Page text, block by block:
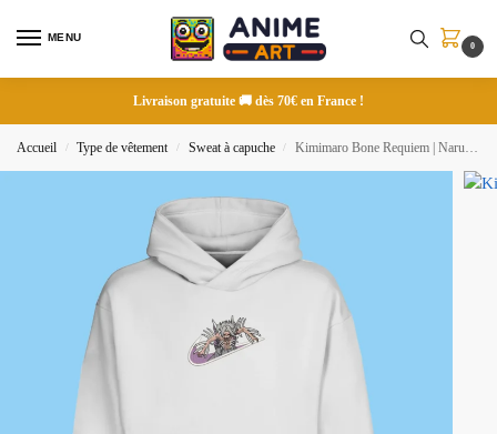
MENU
0
Livraison gratuite 🚚 dès 70€ en France !
Accueil / Type de vêtement / Sweat à capuche / Kimimaro Bone Requiem | Naruto | Sweat à capuche brodé